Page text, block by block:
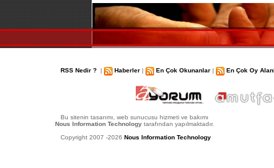
RSS Nedir ? | Haberler | En Çok Okunanlar | En Çok Oy
Bu sitenin tasarımı, web sunucusu hizmeti ve bakımı
Nous Information Technology tarafından yapılmaktadır.
Copyright 2007 -2026 Nous Information Technology